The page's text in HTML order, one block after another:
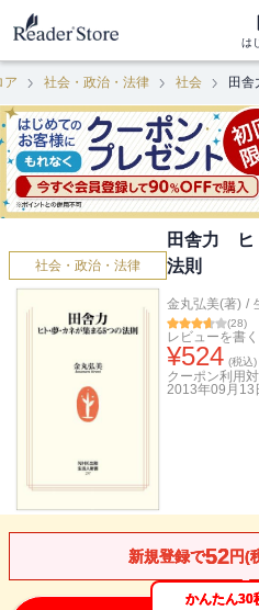
は
ア 社会・政治・法律 社会 田
社会・政治・法律
田舎力 ヒ
法則
金丸弘美(著) /
(28)
レビューを書く
¥524 (税込)
クーポン利用
2013年09月13
新規登録で52円(
かんたん30